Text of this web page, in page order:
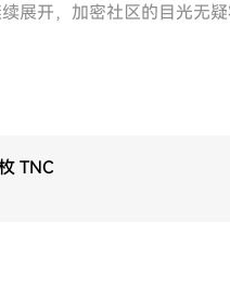
展开，加密社区的目光无
TNC